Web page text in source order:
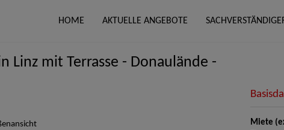
HOME AKTUELLE ANGEBOTE
Linz mit Terrasse - Donaulände -
Miete